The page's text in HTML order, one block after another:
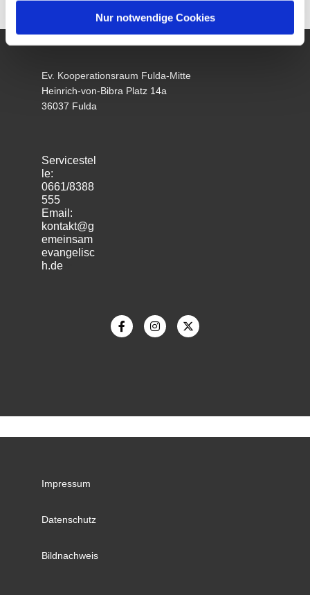
Nur notwendige Cookies
Ev. Kooperationsraum Fulda-Mitte
Heinrich-von-Bibra Platz 14a
36037 Fulda
Servicestel
le:
0661/8388
555
Email:
kontakt@g
emeinsam
evangelisc
h.de
Impressum
Datenschutz
Bildnachweis